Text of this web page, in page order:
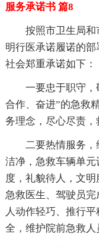
服务承诺书 篇8
按照市卫生局
明行医承诺履诺的
社会郑重承诺如下：
一要忠于职守，
合作、奋进”的急救
务理念，尽心尽责，
二要热情服务，
洁净，急救车辆单
度，礼貌待人，文
急救医生、驾驶员
人动作轻巧、推行
全，维护院前急救人